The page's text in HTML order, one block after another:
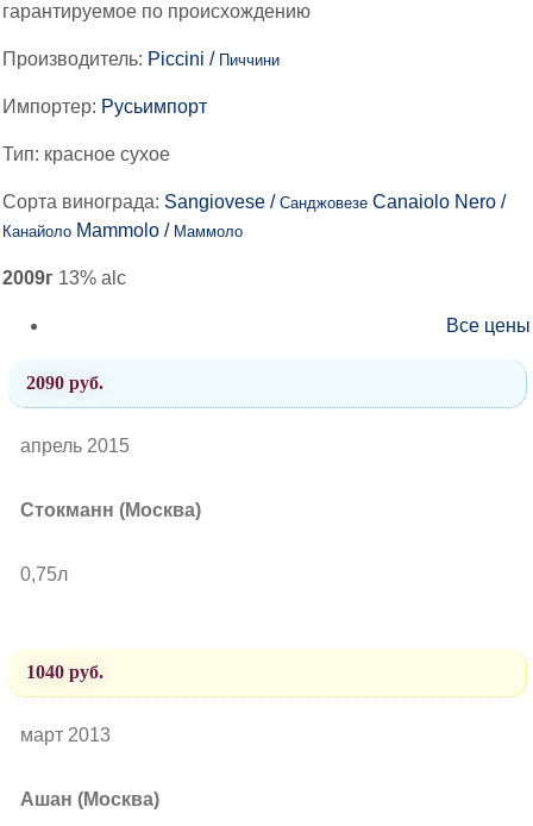
гарантируемое по происхождению
Производитель: Piccini / Пиччини
Импортер: Русьимпорт
Тип: красное сухое
Сорта винограда: Sangiovese / Санджовезе Canaiolo Nero /
Канайоло Mammolo / Маммоло
2009г 13% alc
Все цены
2090 руб.
апрель 2015
Стокманн (Москва)
0,75л
1040 руб.
март 2013
Ашан (Москва)